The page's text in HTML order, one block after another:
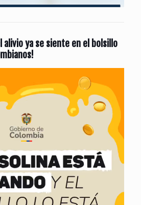
alivio ya se siente en el bolsillo